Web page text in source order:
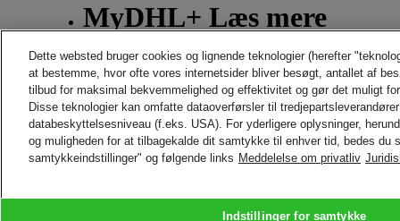
MyDHL+ Læs mere
Om MyDHL+
Hvad er nyt i MyDHL+
Hjem Send Søg
CONTACT AND SUPPORT
Hjælp og support
Dette websted bruger cookies og lignende teknologier (herefter
at bestemme, hvor ofte vores internetsider bliver besøgt, antallet af
tilbud for maksimal bekvemmelighed og effektivitet og gør det muligt
Disse teknologier kan omfatte dataoverførsler til
databeskyttelsesniveau (f.eks. USA). For yderligere oplysninger,
og muligheden for at tilbagekalde dit samtykke til enhver tid, bedes du
samtykkeindstillinger" og følgende links Meddelelse om privatliv
Indstillinger for samtykke